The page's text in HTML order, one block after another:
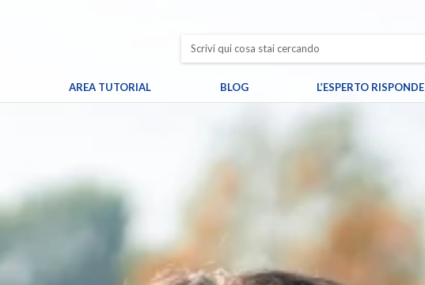
AREA TUTORIAL BLOG L’ESPERTO RISPONDE